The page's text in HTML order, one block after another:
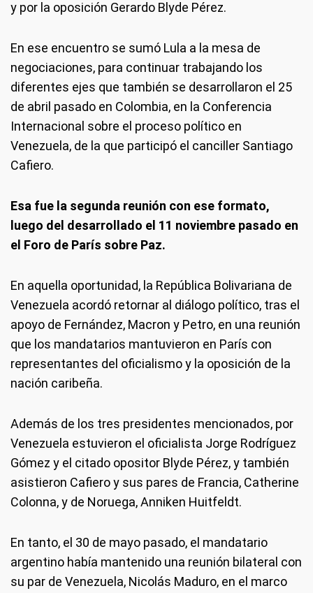
y por la oposición Gerardo Blyde Pérez.
En ese encuentro se sumó Lula a la mesa de
negociaciones, para continuar trabajando los
diferentes ejes que también se desarrollaron el 25
de abril pasado en Colombia, en la Conferencia
Internacional sobre el proceso político en
Venezuela, de la que participó el canciller Santiago
Cafiero.
Esa fue la segunda reunión con ese formato,
luego del desarrollado el 11 noviembre pasado en
el Foro de París sobre Paz.
En aquella oportunidad, la República Bolivariana de
Venezuela acordó retornar al diálogo político, tras el
apoyo de Fernández, Macron y Petro, en una reunión
que los mandatarios mantuvieron en París con
representantes del oficialismo y la oposición de la
nación caribeña.
Además de los tres presidentes mencionados, por
Venezuela estuvieron el oficialista Jorge Rodríguez
Gómez y el citado opositor Blyde Pérez, y también
asistieron Cafiero y sus pares de Francia, Catherine
Colonna, y de Noruega, Anniken Huitfeldt.
En tanto, el 30 de mayo pasado, el mandatario
argentino había mantenido una reunión bilateral con
su par de Venezuela, Nicolás Maduro, en el marco